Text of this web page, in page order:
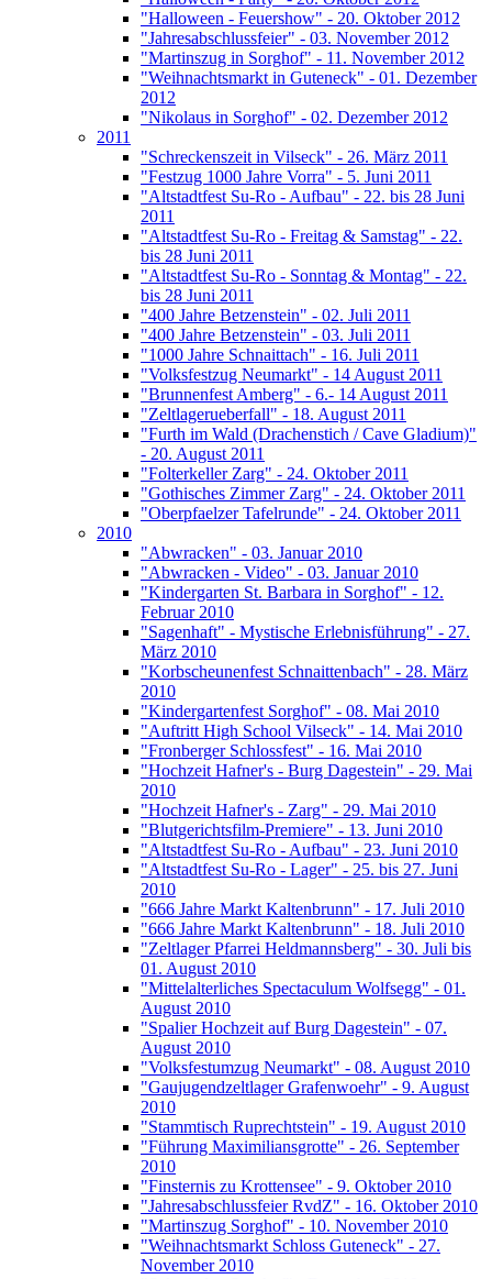
"Halloween - Feuershow" - 20. Oktober 2012
"Jahresabschlussfeier" - 03. November 2012
"Martinszug in Sorghof" - 11. November 2012
"Weihnachtsmarkt in Guteneck" - 01. Dezember
2012
"Nikolaus in Sorghof" - 02. Dezember 2012
2011
"Schreckenszeit in Vilseck" - 26. März 2011
"Festzug 1000 Jahre Vorra" - 5. Juni 2011
"Altstadtfest Su-Ro - Aufbau" - 22. bis 28 Juni
2011
"Altstadtfest Su-Ro - Freitag & Samstag" - 22.
bis 28 Juni 2011
"Altstadtfest Su-Ro - Sonntag & Montag" - 22.
bis 28 Juni 2011
"400 Jahre Betzenstein" - 02. Juli 2011
"400 Jahre Betzenstein" - 03. Juli 2011
"1000 Jahre Schnaittach" - 16. Juli 2011
"Volksfestzug Neumarkt" - 14 August 2011
"Brunnenfest Amberg" - 6.- 14 August 2011
"Zeltlagerueberfall" - 18. August 2011
"Furth im Wald (Drachenstich / Cave Gladium)"
- 20. August 2011
"Folterkeller Zarg" - 24. Oktober 2011
"Gothisches Zimmer Zarg" - 24. Oktober 2011
"Oberpfaelzer Tafelrunde" - 24. Oktober 2011
2010
"Abwracken" - 03. Januar 2010
"Abwracken - Video" - 03. Januar 2010
"Kindergarten St. Barbara in Sorghof" - 12.
Februar 2010
"Sagenhaft" - Mystische Erlebnisführung" - 27.
März 2010
"Korbscheunenfest Schnaittenbach" - 28. März
2010
"Kindergartenfest Sorghof" - 08. Mai 2010
"Auftritt High School Vilseck" - 14. Mai 2010
"Fronberger Schlossfest" - 16. Mai 2010
"Hochzeit Hafner's - Burg Dagestein" - 29. Mai
2010
"Hochzeit Hafner's - Zarg" - 29. Mai 2010
"Blutgerichtsfilm-Premiere" - 13. Juni 2010
"Altstadtfest Su-Ro - Aufbau" - 23. Juni 2010
"Altstadtfest Su-Ro - Lager" - 25. bis 27. Juni
2010
"666 Jahre Markt Kaltenbrunn" - 17. Juli 2010
"666 Jahre Markt Kaltenbrunn" - 18. Juli 2010
"Zeltlager Pfarrei Heldmannsberg" - 30. Juli bis
01. August 2010
"Mittelalterliches Spectaculum Wolfsegg" - 01.
August 2010
"Spalier Hochzeit auf Burg Dagestein" - 07.
August 2010
"Volksfestumzug Neumarkt" - 08. August 2010
"Gaujugendzeltlager Grafenwoehr" - 9. August
2010
"Stammtisch Ruprechtstein" - 19. August 2010
"Führung Maximiliansgrotte" - 26. September
2010
"Finsternis zu Krottensee" - 9. Oktober 2010
"Jahresabschlussfeier RvdZ" - 16. Oktober 2010
"Martinszug Sorghof" - 10. November 2010
"Weihnachtsmarkt Schloss Guteneck" - 27.
November 2010